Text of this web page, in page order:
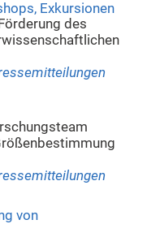
Exkursionen
des
von